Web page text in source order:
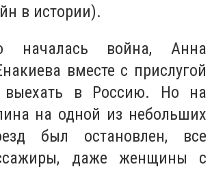
в истории).
началась война, Анна
вместе с прислугой
выехать в Россию. Но на
на одной из небольших
был остановлен, все
даже женщины с